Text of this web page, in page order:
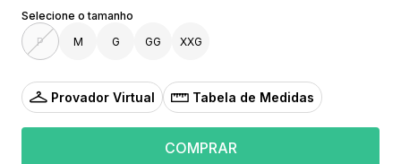
P M G GG XXG
Provador Virtual Tabela de Medidas
COMPRAR